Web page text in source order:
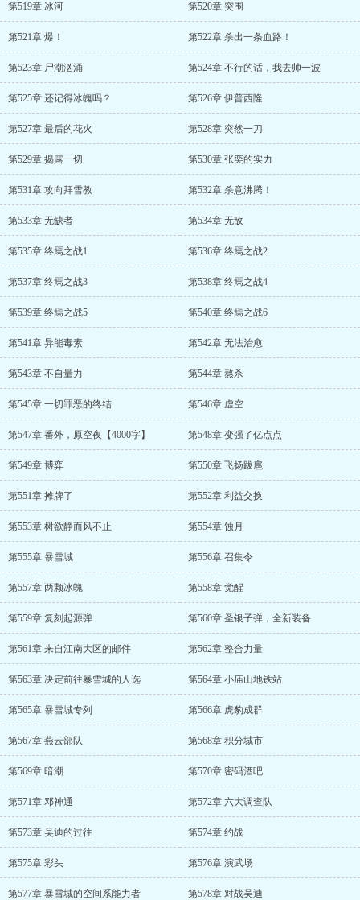
第519章 冰河 第520章 突围
第521章 爆！ 第522章 杀出一条血路！
第523章 尸潮汹涌 第524章 不行的话，我去帅一波
第525章 还记得冰魄吗？ 第526章 伊普西隆
第527章 最后的花火 第528章 突然一刀
第529章 揭露一切 第530章 张奕的实力
第531章 攻向拜雪教 第532章 杀意沸腾！
第533章 无缺者 第534章 无敌
第535章 终焉之战1 第536章 终焉之战2
第537章 终焉之战3 第538章 终焉之战4
第539章 终焉之战5 第540章 终焉之战6
第541章 异能毒素 第542章 无法治愈
第543章 不自量力 第544章 熬杀
第545章 一切罪恶的终结 第546章 虚空
第547章 番外，原空夜【4000字】 第548章 变强了亿点点
第549章 博弈 第550章 飞扬跋扈
第551章 摊牌了 第552章 利益交换
第553章 树欲静而风不止 第554章 蚀月
第555章 暴雪城 第556章 召集令
第557章 两颗冰魄 第558章 觉醒
第559章 复刻起源弹 第560章 圣银子弹，全新装备
第561章 来自江南大区的邮件 第562章 整合力量
第563章 决定前往暴雪城的人选 第564章 小庙山地铁站
第565章 暴雪城专列 第566章 虎豹成群
第567章 燕云部队 第568章 积分城市
第569章 暗潮 第570章 密码酒吧
第571章 邓神通 第572章 六大调查队
第573章 吴迪的过往 第574章 约战
第575章 彩头 第576章 演武场
第577章 暴雪城的空间系能力者 第578章 对战吴迪